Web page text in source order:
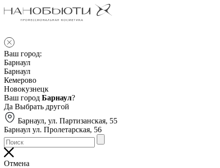
Ваш город:
Барнаул
Барнаул
Кемерово
Новокузнецк
Ваш город Барнаул?
Да Выбрать другой
Барнаул, ул. Партизанская, 55
Барнаул ул. Пролетарская, 56
Отмена